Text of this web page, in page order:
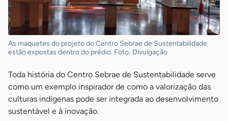
As maquetes do projeto do Centro Sebrae de Sustentabilidade
estão expostas dentro do prédio. Foto: Divulgação
Toda história do Centro Sebrae de Sustentabilidade serve
como um exemplo inspirador de como a valorização das
culturas indígenas pode ser integrada ao desenvolvimento
sustentável e à inovação.